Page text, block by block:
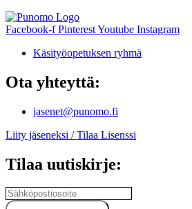
Facebook-f PinterestYoutube Instagram
Käsityöopetuksen ryhmä
Ota yhteyttä:
jasenet@punomo.fi
Liity jäseneksi / Tilaa Lisenssi
Tilaa uutiskirje: